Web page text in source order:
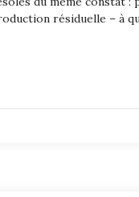
résiduelle – à